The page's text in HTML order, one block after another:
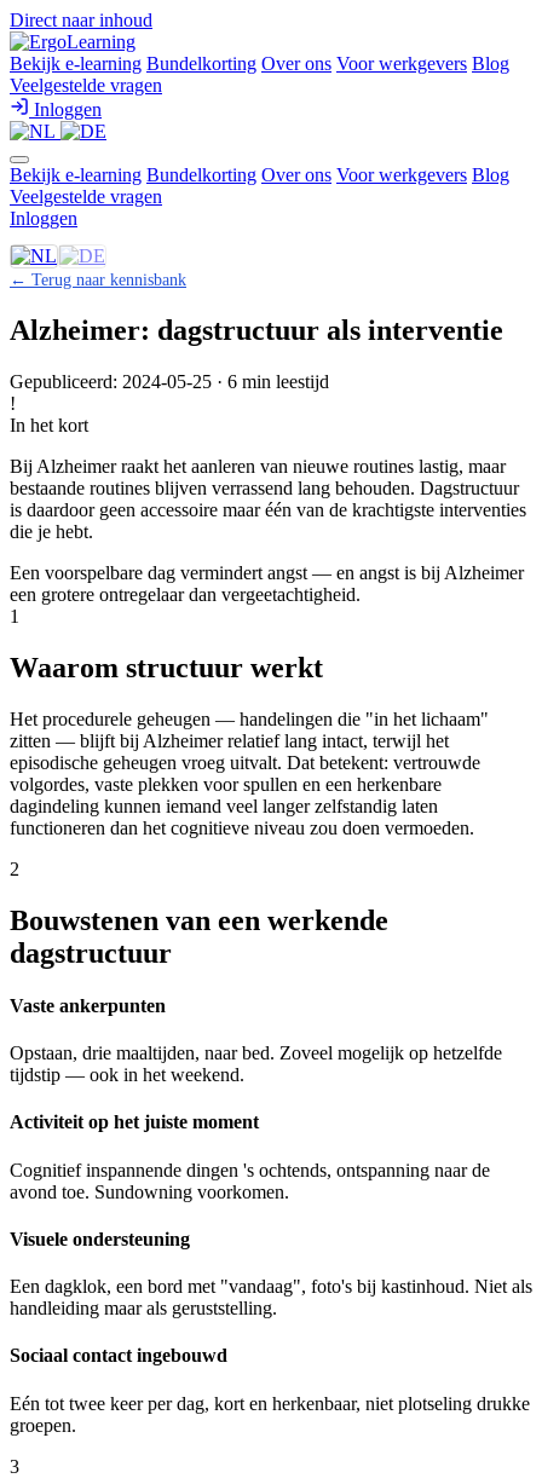
Direct naar inhoud
Bekijk e-learning Bundelkorting Over ons Voor werkgevers Blog
Veelgestelde vragen
Inloggen
Bekijk e-learning Bundelkorting Over ons Voor werkgevers Blog
Veelgestelde vragen
Inloggen
← Terug naar kennisbank
Alzheimer: dagstructuur als interventie
Gepubliceerd: 2024-05-25 · 6 min leestijd
!
In het kort
Bij Alzheimer raakt het aanleren van nieuwe routines lastig, maar
bestaande routines blijven verrassend lang behouden. Dagstructuur
is daardoor geen accessoire maar één van de krachtigste interventies
die je hebt.
Een voorspelbare dag vermindert angst — en angst is bij Alzheimer
een grotere ontregelaar dan vergeetachtigheid.
1
Waarom structuur werkt
Het procedurele geheugen — handelingen die "in het lichaam"
zitten — blijft bij Alzheimer relatief lang intact, terwijl het
episodische geheugen vroeg uitvalt. Dat betekent: vertrouwde
volgordes, vaste plekken voor spullen en een herkenbare
dagindeling kunnen iemand veel langer zelfstandig laten
functioneren dan het cognitieve niveau zou doen vermoeden.
2
Bouwstenen van een werkende
dagstructuur
Vaste ankerpunten
Opstaan, drie maaltijden, naar bed. Zoveel mogelijk op hetzelfde
tijdstip — ook in het weekend.
Activiteit op het juiste moment
Cognitief inspannende dingen 's ochtends, ontspanning naar de
avond toe. Sundowning voorkomen.
Visuele ondersteuning
Een dagklok, een bord met "vandaag", foto's bij kastinhoud. Niet als
handleiding maar als geruststelling.
Sociaal contact ingebouwd
Eén tot twee keer per dag, kort en herkenbaar, niet plotseling drukke
groepen.
3